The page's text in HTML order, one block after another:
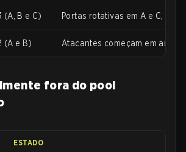
(A, B e C) Portas rotativas em A e C,
(A e B) Atacantes começam em
fora do pool
ESTADO